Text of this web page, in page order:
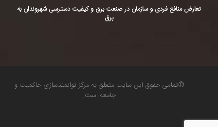
تعارض منافع فردی و سازمان در صنعت برق و کیفیت دسترسی شهروندان به
برق
©تمامی حقوق این سایت متعلق به مرکز توانمندسازی حاکمیت و
جامعه است.